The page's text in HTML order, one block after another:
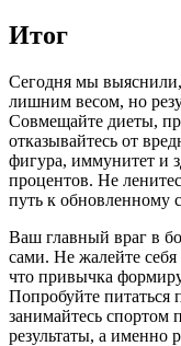
Итог
Сегодня мы выяснили,
лишним весом, но
Совмещайте диеты,
отказывайтесь от
фигура, иммунитет и
процентов. Не
путь к обновленному
Ваш главный враг в
сами. Не жалейте
что привычка
Попробуйте питаться
занимайтесь спортом
результаты, а именно